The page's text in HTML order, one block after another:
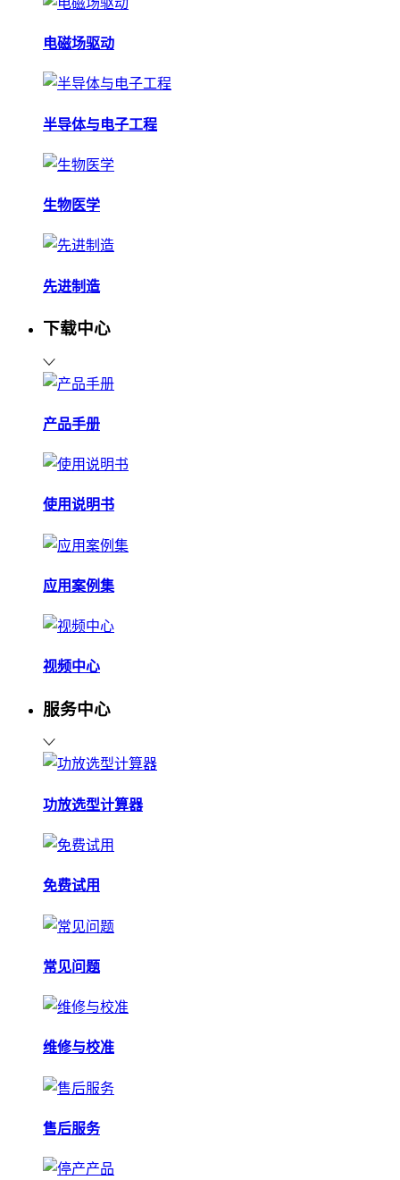
电磁场驱动
半导体与电子工程
生物医学
先进制造
下载中心
产品手册
使用说明书
应用案例集
视频中心
服务中心
功放选型计算器
免费试用
常见问题
维修与校准
售后服务